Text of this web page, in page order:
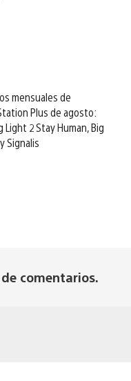
mensuales de
Plus de agosto:
Light 2 Stay Human, Big
Signalis
comentarios.